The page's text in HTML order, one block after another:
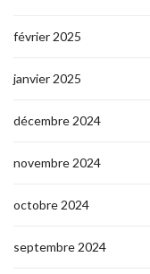
février 2025
janvier 2025
décembre 2024
novembre 2024
octobre 2024
septembre 2024